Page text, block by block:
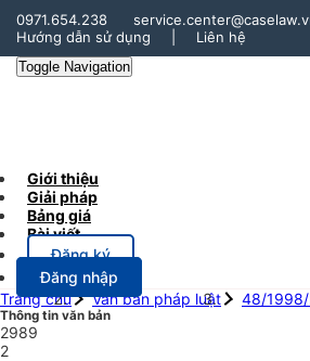
0971.654.238
Hướng dẫn sử dụng
Liên hệ
Toggle Navigation
Giới thiệu
Giải pháp
Bảng giá
Bài viết
Đăng ký
Đăng nhập
Trang chủ
Văn bản pháp luật 48/
Thông tin văn bản
2989
2